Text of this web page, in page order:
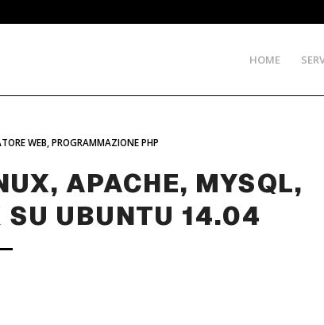
HOME
WEB ,PROGRAMMAZIONE PHP
APACHE, MYSQL,
UBUNTU 14.04